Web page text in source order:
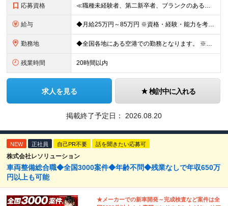
応募資格 ≪職種未経験者、第二新卒者、ブランクのある方歓迎！≫ ◆自動車整備士3級以上の資格をお持ちの方 学歴不問。 ◎自動車整備士資格必須 ◎整備経験者優遇 ※技術サポートが充実しており、経験年数は不問
給与 ◆月給25万円～85万円 ※資格・経験・能力を考慮の上、優遇 ※現年収・年齢・経験・資格・能力等、総合的に考慮し、決定します。 ※自動車整備の実務経験がある方はご相談ください！ ※試用期間有(同待遇/
勤務地 ◆全国各地にある空港での勤務となります。 ※希望を考慮し勤務先を決定いたします。 ※地域により空港内特殊車両の整備を空港外で行なう事もあります。 ★遠方からのご応募も歓迎です。引越など赴任に伴う
残業時間 20時間以内
求人を見る 検討中に入れる
掲載終了予定日： 2026.08.20
NEW 正社員 自己PR不要 話を聞きたい応募可
株式会社レソリューション
車両整備総合職◆全国3000案件◆年齢不問◆残業なしで年収650万
円以上も可能
★メーカーでの新車開発～完成検査など案件は全